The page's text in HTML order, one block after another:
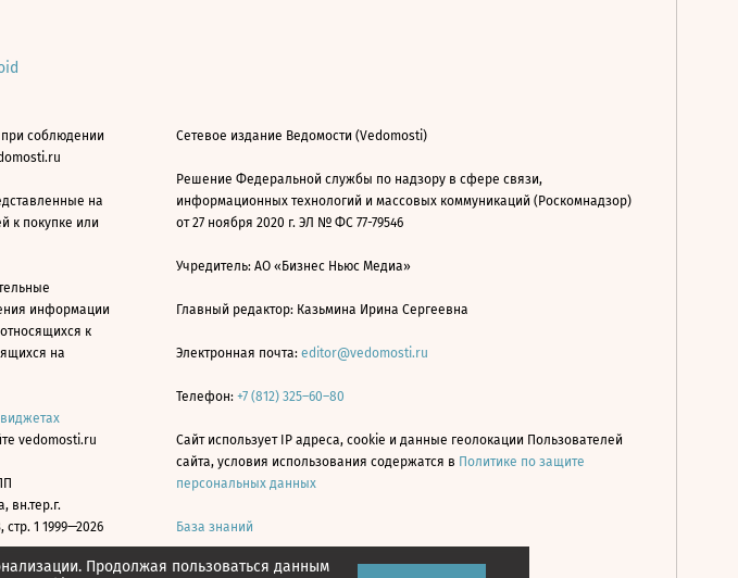
Продолжая пользоваться данным
соблюдении
на
к покупке или
информации
к
на
vedomosti.ru
вн.тер.г.
1 1999—2026
Сетевое издание Ведомости (Vedomosti)
Решение Федеральной службы по надзору в сфере связи,
информационных технологий и массовых коммуникаций (Роскомнадзор)
от 27 ноября 2020 г. ЭЛ № ФС 77-79546
Учредитель: АО «Бизнес Ньюс Медиа»
Главный редактор: Казьмина Ирина Сергеевна
Электронная почта: editor@vedomosti.ru
Телефон: +7 (812) 325–60–80
Сайт использует IP адреса, cookie и данные геолокации Пользователей
сайта, условия использования содержатся в Политике по защите
персональных данных
База знаний